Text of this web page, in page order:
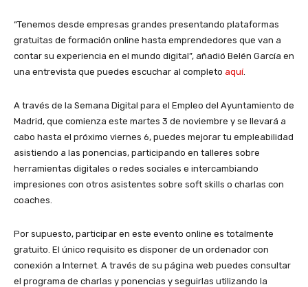
“Tenemos desde empresas grandes presentando plataformas
gratuitas de formación online hasta emprendedores que van a
contar su experiencia en el mundo digital”, añadió Belén García en
una entrevista que puedes escuchar al completo aquí.
A través de la Semana Digital para el Empleo del Ayuntamiento de
Madrid, que comienza este martes 3 de noviembre y se llevará a
cabo hasta el próximo viernes 6, puedes mejorar tu empleabilidad
asistiendo a las ponencias, participando en talleres sobre
herramientas digitales o redes sociales e intercambiando
impresiones con otros asistentes sobre soft skills o charlas con
coaches.
Por supuesto, participar en este evento online es totalmente
gratuito. El único requisito es disponer de un ordenador con
conexión a Internet. A través de su página web puedes consultar
el programa de charlas y ponencias y seguirlas utilizando la